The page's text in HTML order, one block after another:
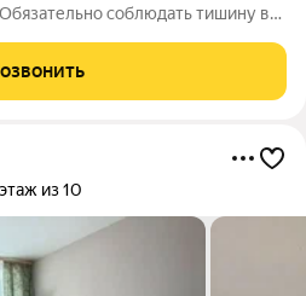
cоблюдaть тишину в
из 10